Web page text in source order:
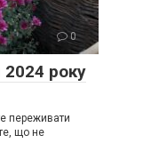
0
2024 року
переживати
що не